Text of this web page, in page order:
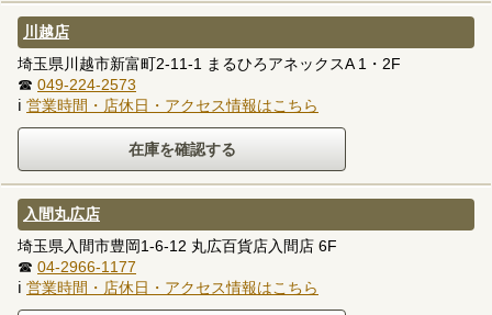
川越店
埼玉県川越市新富町2-11-1 まるひろアネックスA 1・2F
☎ 049-224-2573
ℹ 営業時間・店休日・アクセス情報はこちら
入間丸広店
埼玉県入間市豊岡1-6-12 丸広百貨店入間店 6F
☎ 04-2966-1177
ℹ 営業時間・店休日・アクセス情報はこちら